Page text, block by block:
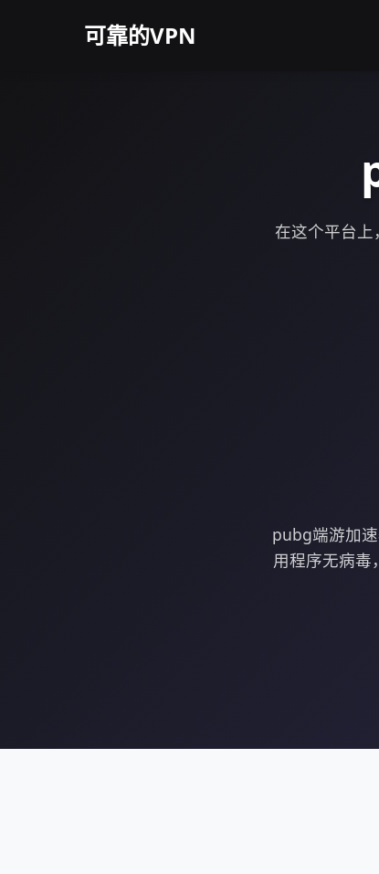
可靠的VPN
在这个平台
pubg端游加
用程序无病毒